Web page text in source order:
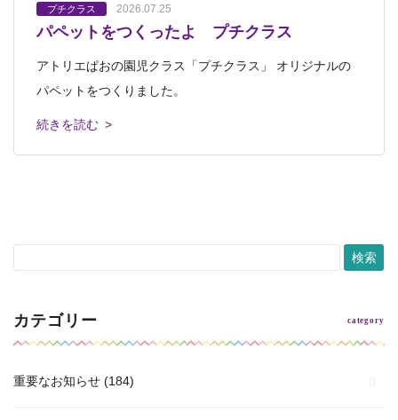
プチクラス 2026.07.25
パペットをつくったよ プチクラス
アトリエぱおの園児クラス「プチクラス」 オリジナルの
パペットをつくりました。
続きを読む >
プチクラス 2026.07.09
プチクラス ひまわり完成！
園児さん対象のプチクラス 2週にわたって制作したひまわ
りが完成しました！ １
続きを読む >
プチクラス 2026.06.28
ひまわりを描こう！～テクスチャーアートに
ひまわりを描こう！～テクスチャーアートに挑戦～ 7月に
なり、いよいよ暑い夏がやってきました
プチクラス 2026.06.14
Sちゃんのおやすみの日のこと プチクラス
今年4月からプチクラスに通い始めたSちゃん。 先日の
「花の観察画」のレッスンでは、 初めて
続きを読む >
プチクラス キッズクラス・ジュニアクラス
おとなクラス 芸大美大受験科 2026.06.06
「平和鳥」
「平和鳥」 懐かしいおもちゃドリンキングバード「平和
鳥」のご紹介です。 コップの水をくちば
カテゴリー
重要なお知らせ (184)